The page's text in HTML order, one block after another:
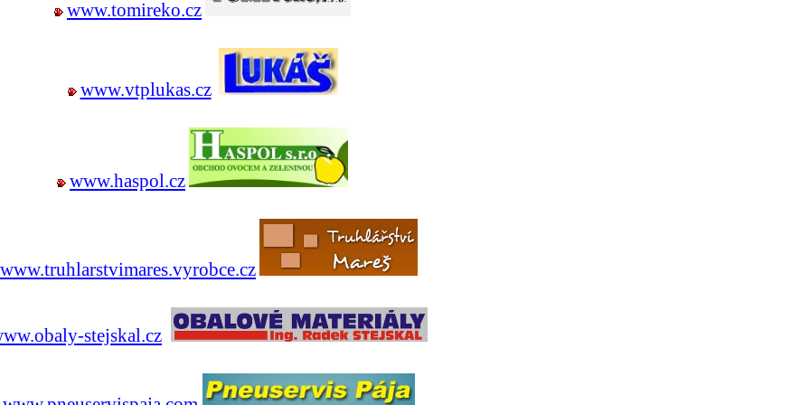
www.tomireko.cz
www.vtplukas.cz
www.haspol.cz
www.truhlarstvimares.vyrobce.cz
stejskal.cz